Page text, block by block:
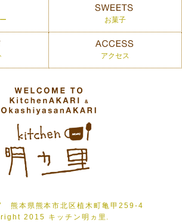
お菓子
アクセス
熊本県熊本市北区植木町亀甲259-4
2015 キッチン明ヵ里.